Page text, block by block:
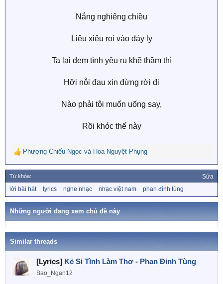
Nắng nghiêng chiều
Liêu xiêu rọi vào đáy ly
Ta lại đem tình yêu ru khẽ thầm thì
Hỡi nỗi đau xin đừng rời đi
Nào phải tôi muốn uống say,
Rồi khóc thế này​
R
e
a
c
t
o
s
Phượng Chiếu Ngọc và Hoa Nguyệt Phụng
Từ khóa: Sửa
ừ
k
lời bài hát lyrics nghe nhạc nhạc việt nam phan đinh tùng
Những người đang xem chủ đề này
Similar threads
[Lyrics] Kẻ Si Tình Làm Thơ - Phan Đinh Tùng
Bao_Ngan12